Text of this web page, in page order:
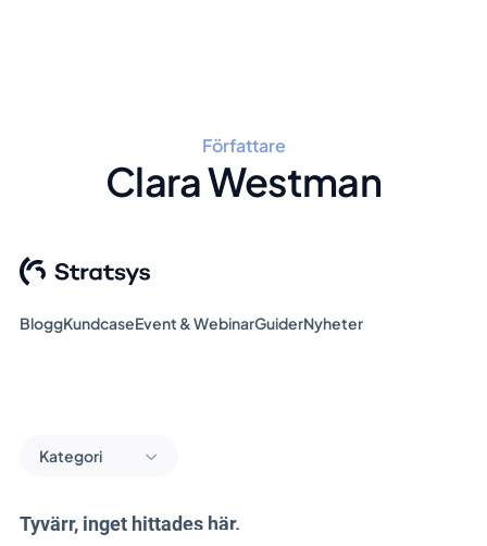
Författare
Clara Westman
BloggKundcaseEvent & WebinarGuiderNyheter
Kategori
Tyvärr, inget hittades här.